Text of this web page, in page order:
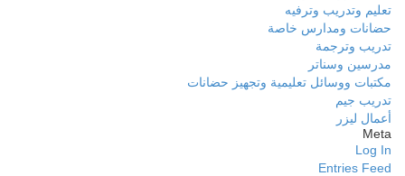
تعليم وتدريب وترفيه
حضانات ومدارس خاصة
تدريب وترجمة
مدرسين وسناتر
مكتبات ووسائل تعليمية وتجهيز حضانات
تدريب جيم
أعمال ليزر
Meta
Log In
Entries Feed